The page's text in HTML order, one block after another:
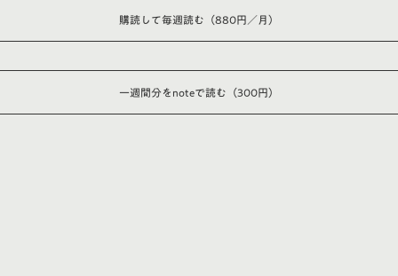
購読して毎週読む（880円／月）
一週間分をnoteで読む（300円）